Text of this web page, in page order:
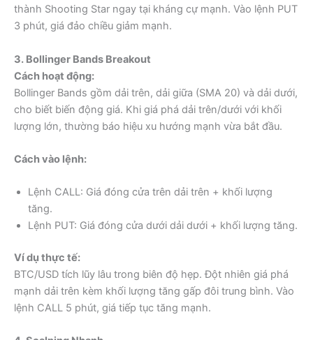
thành Shooting Star ngay tại kháng cự mạnh. Vào lệnh PUT
3 phút, giá đảo chiều giảm mạnh.
3. Bollinger Bands Breakout
Cách hoạt động:
Bollinger Bands gồm dải trên, dải giữa (SMA 20) và dải dưới,
cho biết biến động giá. Khi giá phá dải trên/dưới với khối
lượng lớn, thường báo hiệu xu hướng mạnh vừa bắt đầu.
Cách vào lệnh:
Lệnh CALL: Giá đóng cửa trên dải trên + khối lượng
tăng.
Lệnh PUT: Giá đóng cửa dưới dải dưới + khối lượng tăng.
Ví dụ thực tế:
BTC/USD tích lũy lâu trong biên độ hẹp. Đột nhiên giá phá
mạnh dải trên kèm khối lượng tăng gấp đôi trung bình. Vào
lệnh CALL 5 phút, giá tiếp tục tăng mạnh.